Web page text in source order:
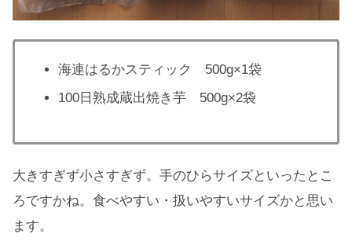
海連はるかスティック 500g×1袋
100日熟成蔵出焼き芋 500g×2袋
大きすぎず小さすぎず。手のひらサイズといったとこ
ろですかね。食べやすい・扱いやすいサイズかと思い
ます。